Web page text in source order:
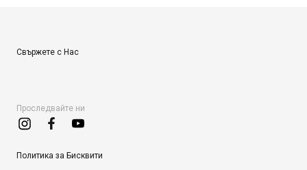
Свържете с Нас
Проследвайте ни
Политика за Бисквити